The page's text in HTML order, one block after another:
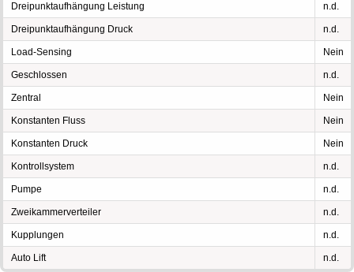
Dreipunktaufhängung Leistung n.d.
Dreipunktaufhängung Druck n.d.
Load-Sensing Nein
Geschlossen n.d.
Zentral Nein
Konstanten Fluss Nein
Konstanten Druck Nein
Kontrollsystem n.d.
Pumpe n.d.
Zweikammerverteiler n.d.
Kupplungen n.d.
Auto Lift n.d.